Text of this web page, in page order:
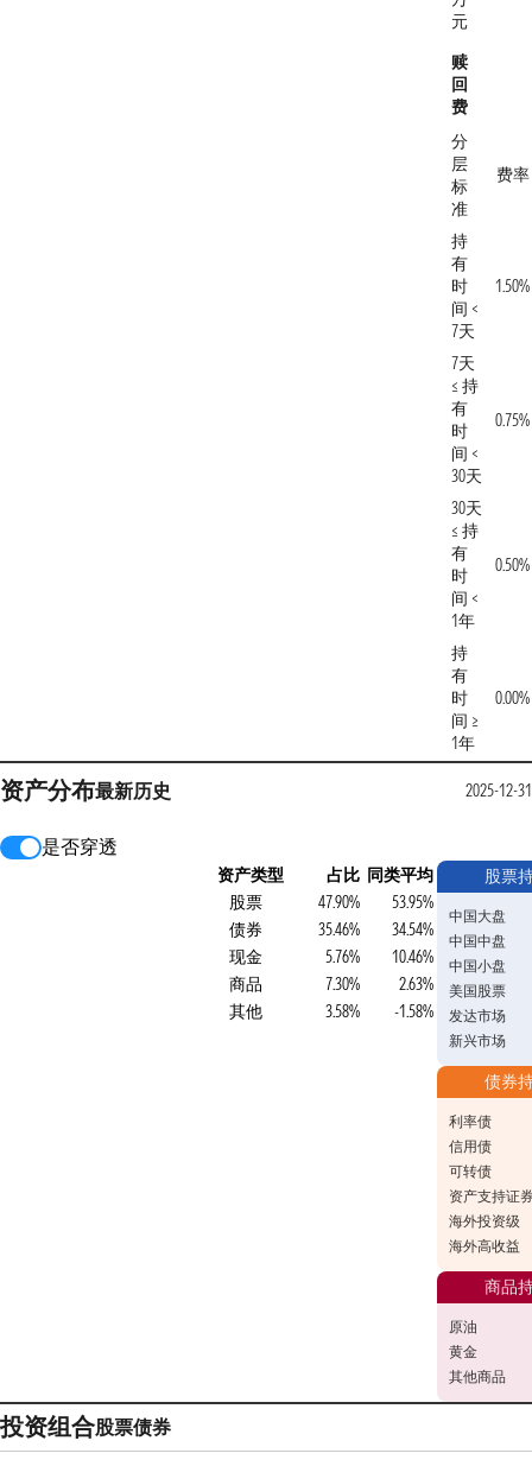
元
赎
回
费
分
层
标
准
费率
持
有
时
间 <
7天
1.50%
7天
≤ 持
有
时
间 <
30天
0.75%
30天
≤ 持
有
时
间 <
1年
0.50%
持
有
时
间 ≥
1年
0.00%
资产分布最新历史 2025-12-31
是否穿透
资产类型 占比 同类平均
股票
47.90%
53.95%
债券
35.46%
34.54%
现金
5.76%
10.46%
商品
7.30%
2.63%
其他
3.58% -1.58%
股票
中国大盘
中国中盘
中国小盘
美国股票
发达市场
新兴市场
债券
利率债
信用债
可转债
资产支持证
海外投资级
海外高收益
商品
原油
黄金
其他商品
投资组合股票债券